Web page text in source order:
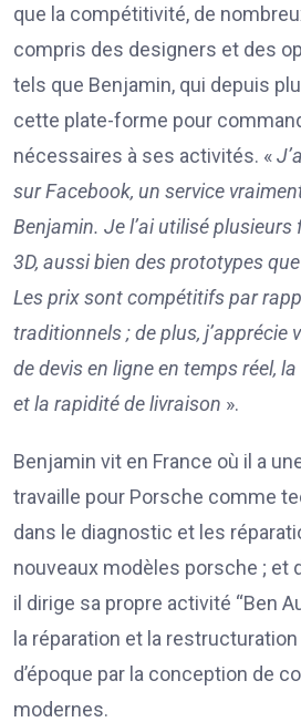
que la compétitivité, de
compris des designers et des
tels que Benjamin, qui depuis
cette plate-forme pour
nécessaires à ses activités. «
sur Facebook, un service
Benjamin. Je l’ai utilisé
3D, aussi bien des prototypes
Les prix sont compétitifs par
traditionnels ; de plus, j’apprécie
de devis en ligne en temps réel,
et la rapidité de livraison ».
Benjamin vit en France où il a
travaille pour Porsche comme
dans le diagnostic et les
nouveaux modèles porsche ; et
il dirige sa propre activité “Ben
la réparation et la
d’époque par la conception de
modernes.